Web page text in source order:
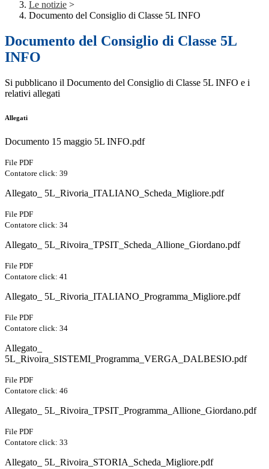
Le notizie >
Documento del Consiglio di Classe 5L INFO
Documento del Consiglio di Classe 5L
INFO
Si pubblicano il Documento del Consiglio di Classe 5L INFO e i
relativi allegati
Allegati
Documento 15 maggio 5L INFO.pdf
File PDF
Contatore click: 39
Allegato_ 5L_Rivoria_ITALIANO_Scheda_Migliore.pdf
File PDF
Contatore click: 34
Allegato_ 5L_Rivoira_TPSIT_Scheda_Allione_Giordano.pdf
File PDF
Contatore click: 41
Allegato_ 5L_Rivoria_ITALIANO_Programma_Migliore.pdf
File PDF
Contatore click: 34
Allegato_
5L_Rivoira_SISTEMI_Programma_VERGA_DALBESIO.pdf
File PDF
Contatore click: 46
Allegato_ 5L_Rivoira_TPSIT_Programma_Allione_Giordano.pdf
File PDF
Contatore click: 33
Allegato_ 5L_Rivoira_STORIA_Scheda_Migliore.pdf